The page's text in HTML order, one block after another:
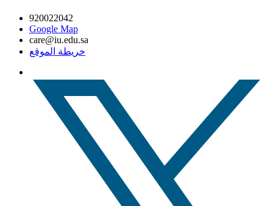
920022042
Google Map
care@iu.edu.sa
خريطة الموقع